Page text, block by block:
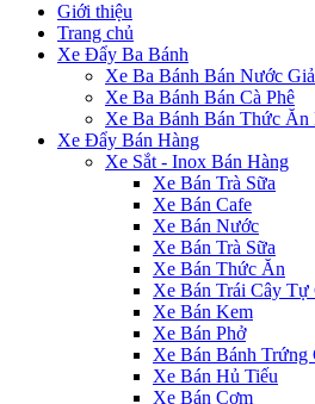
Giới thiệu
Trang chủ
Xe Đẩy Ba Bánh
Xe Ba Bánh Bán Nước
Xe Ba Bánh Bán Cà Phê
Xe Ba Bánh Bán Thức Ăn
Xe Đẩy Bán Hàng
Xe Sắt - Inox Bán Hàng
Xe Bán Trà Sữa
Xe Bán Cafe
Xe Bán Nước
Xe Bán Trà Sữa
Xe Bán Thức Ăn
Xe Bán Trái Cây Tự
Xe Bán Kem
Xe Bán Phở
Xe Bán Bánh Trứng
Xe Bán Hủ Tiếu
Xe Bán Cơm